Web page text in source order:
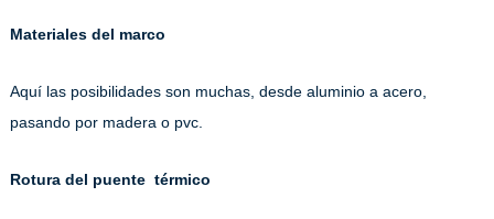
Materiales del marco
Aquí las posibilidades son muchas, desde aluminio a acero,
pasando por madera o pvc.
Rotura del puente térmico